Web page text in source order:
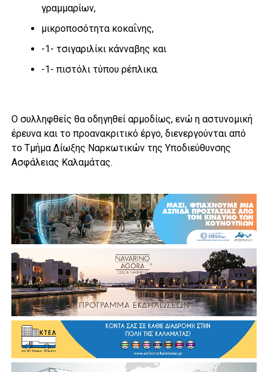
γραμμαρίων,
μικροποσότητα κοκαΐνης,
-1- τσιγαριλίκι κάνναβης και
-1- πιστόλι τύπου ρέπλικα.
Ο συλληφθείς θα οδηγηθεί αρμοδίως, ενώ η αστυνομική
έρευνα και το προανακριτικό έργο, διενεργούνται από
το Τμήμα Δίωξης Ναρκωτικών της Υποδιεύθυνσης
Ασφάλειας Καλαμάτας.